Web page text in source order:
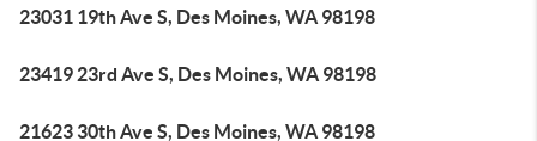
23031 19th Ave S, Des Moines, WA 98198
23419 23rd Ave S, Des Moines, WA 98198
21623 30th Ave S, Des Moines, WA 98198